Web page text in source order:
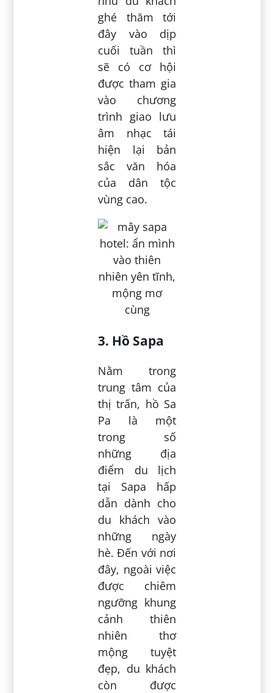
ghé thăm tới
đây vào dịp
cuối tuần thì
sẽ có cơ hội
được tham gia
vào chương
trình giao lưu
âm nhạc tái
hiện lại bản
sắc văn hóa
của dân tộc
vùng cao.
3. Hồ Sapa
Nằm trong
trung tâm của
thị trấn, hồ Sa
Pa là một
trong số
những địa
điểm du lịch
tại Sapa hấp
dẫn dành cho
du khách vào
những ngày
hè. Đến với nơi
đây, ngoài việc
được chiêm
ngưỡng khung
cảnh thiên
nhiên thơ
mộng tuyệt
đẹp, du khách
còn được